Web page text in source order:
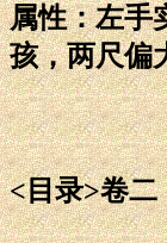
属性：左手
孩，两尺偏
<目录>卷二